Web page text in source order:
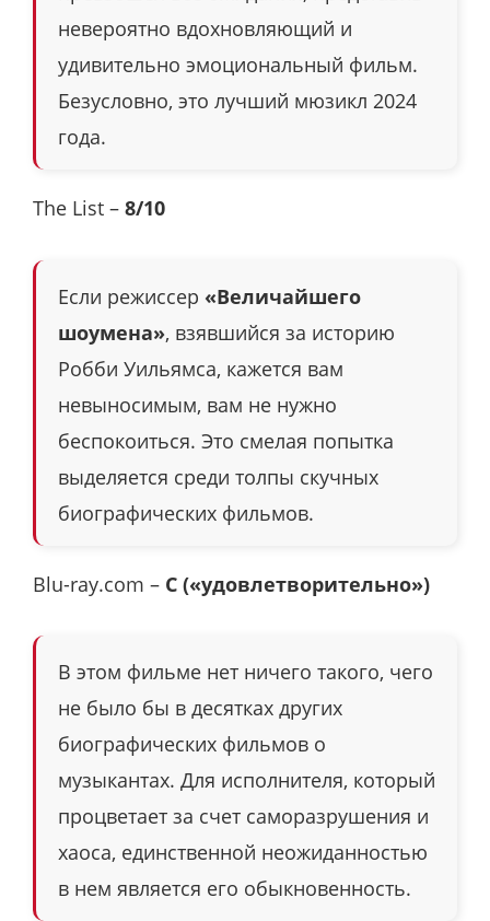
невероятно вдохновляющий и
удивительно эмоциональный фильм.
Безусловно, это лучший мюзикл 2024
года.
The List – 8/10
Если режиссер «Величайшего
шоумена», взявшийся за историю
Робби Уильямса, кажется вам
невыносимым, вам не нужно
беспокоиться. Это смелая попытка
выделяется среди толпы скучных
биографических фильмов.
Blu-ray.com – C («удовлетворительно»)
В этом фильме нет ничего такого, чего
не было бы в десятках других
биографических фильмов о
музыкантах. Для исполнителя, который
процветает за счет саморазрушения и
хаоса, единственной неожиданностью
в нем является его обыкновенность.